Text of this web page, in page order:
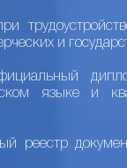
и
языке и
реестр